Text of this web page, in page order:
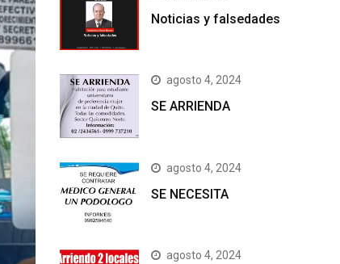
Noticias y falsedades
agosto 4, 2024
SE ARRIENDA
agosto 4, 2024
SE NECESITA
agosto 4, 2024